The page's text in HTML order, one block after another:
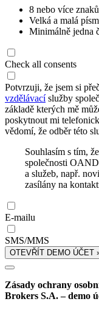
8 nebo více znaků
Velká a malá
Minimálně jedna
Check all consents
Potvrzuji, že jsem si
vzdělávacíslužby
základě kterých mě
poskytnout mi
vědomí, že odběr této
Souhlasím s tím,
společnosti
a služeb, např.
zasílány na
E-mailu
SMS/MMS
OTEVŘÍT DEMO ÚČET
Zásady ochrany
Brokers S.A. – demo